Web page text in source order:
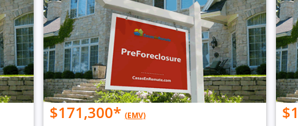
$171,300* (EMV)